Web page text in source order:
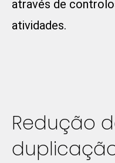
através de
atividades.
Redução